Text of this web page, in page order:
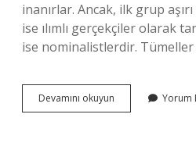
inanırlar. Ancak, ilk grup
ise ılımlı gerçekçiler olarak
ise nominalistlerdir.
Devamını okuyun Tümeller
Problemi
Yorum